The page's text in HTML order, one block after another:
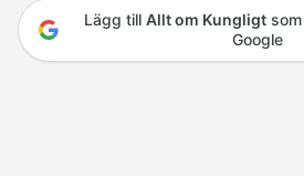
Lägg till Allt om Kungligtsom
Google